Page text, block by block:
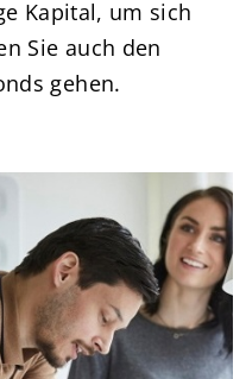
Kapital, um sich
Sie auch den
gehen.